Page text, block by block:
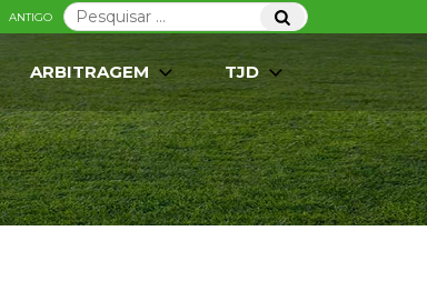
Pesquisar
por:
Pesquisar
ANTIGO
ARBITRAGEM TJD